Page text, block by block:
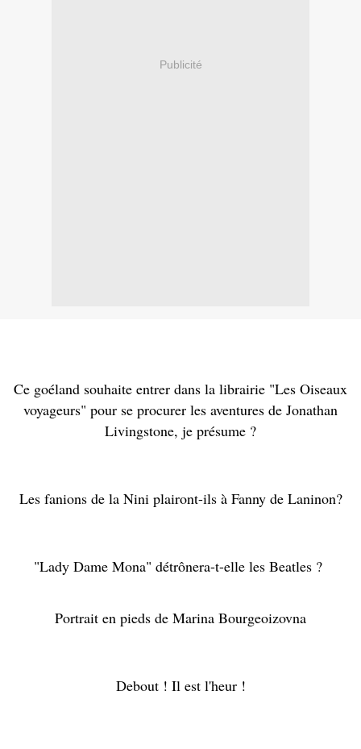
Publicité
Ce goéland souhaite entrer dans la librairie "Les Oiseaux
voyageurs" pour se procurer les aventures de Jonathan
Livingstone, je présume ?
Les fanions de la Nini plairont-ils à Fanny de Laninon?
"Lady Dame Mona" détrônera-t-elle les Beatles ?
Portrait en pieds de Marina Bourgeoizovna
Debout ! Il est l'heur !